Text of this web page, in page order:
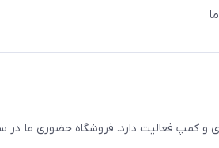
و کمپ فعالیت دارد. فروشگاه حضوری ما در